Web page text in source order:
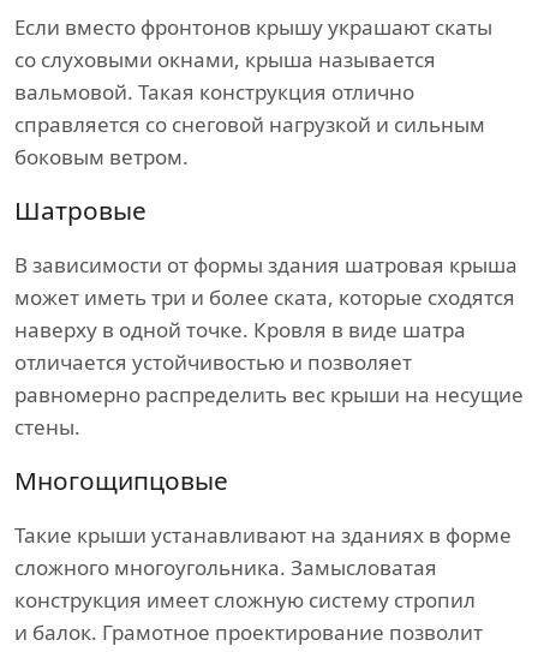
Если вместо фронтонов крышу украшают скаты
со слуховыми окнами, крыша называется
вальмовой. Такая конструкция отлично
справляется со снеговой нагрузкой и сильным
боковым ветром.
Шатровые
В зависимости от формы здания шатровая крыша
может иметь три и более ската, которые сходятся
наверху в одной точке. Кровля в виде шатра
отличается устойчивостью и позволяет
равномерно распределить вес крыши на несущие
стены.
Многощипцовые
Такие крыши устанавливают на зданиях в форме
сложного многоугольника. Замысловатая
конструкция имеет сложную систему стропил
и балок. Грамотное проектирование позволит